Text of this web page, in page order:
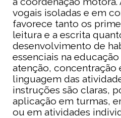
vogais isoladas e em
favorece tanto os
leitura e a escrita
desenvolvimento de
essenciais na
atenção, concentração
linguagem das
instruções são claras,
aplicação em turmas,
ou em atividades